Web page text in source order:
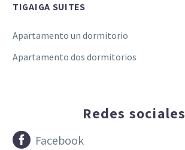
TIGAIGA SUITES
Apartamento un dormitorio
Apartamento dos dormitorios
Redes sociales

 Facebook